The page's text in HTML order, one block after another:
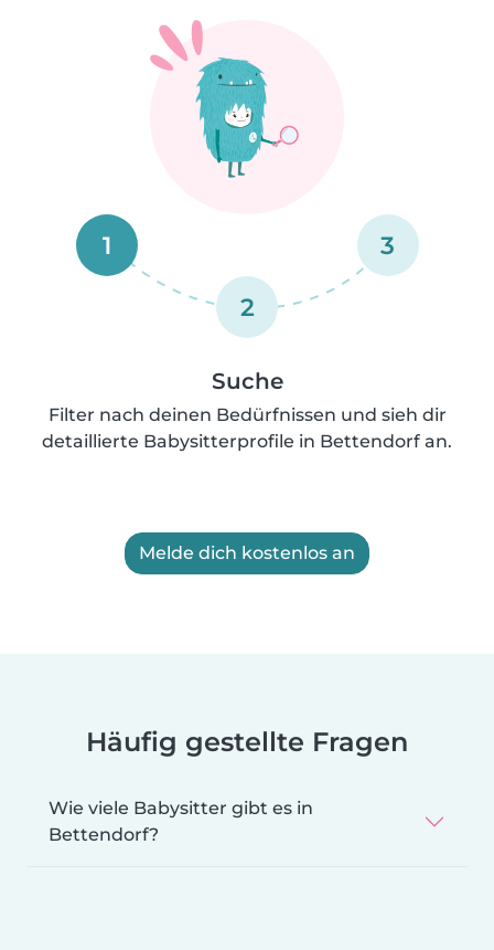
1
2
3
Suche
Filter nach deinen Bedürfnissen und sieh dir
detaillierte Babysitterprofile in Bettendorf an.
Melde dich kostenlos an
Häufig gestellte Fragen
Wie viele Babysitter gibt es in
Bettendorf?